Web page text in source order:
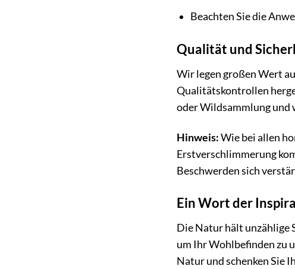
Beachten Sie die
Qualität und
Wir legen großen Wert
Qualitätskontrollen
oder Wildsammlung und
Hinweis:Wie bei allen
Erstverschlimmerung
Beschwerden sich
Ein Wort der
Die Natur hält unzählige
um Ihr Wohlbefinden zu
Natur und schenken Sie